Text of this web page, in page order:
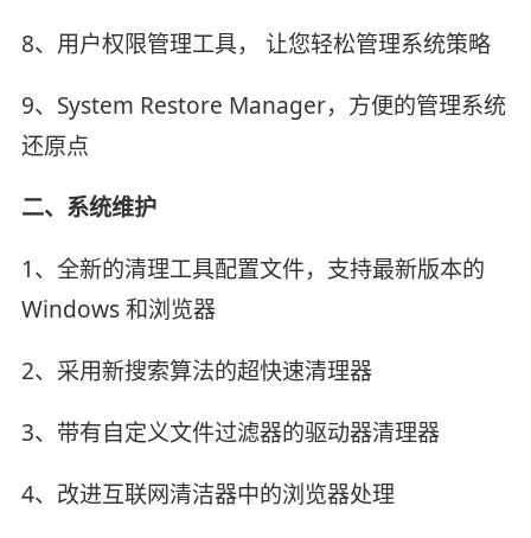
8、用户权限管理工具， 让您轻松管理系统策略
9、System Restore Manager，方便的管理系统
还原点
二、系统维护
1、全新的清理工具配置文件，支持最新版本的
Windows 和浏览器
2、采用新搜索算法的超快速清理器
3、带有自定义文件过滤器的驱动器清理器
4、改进互联网清洁器中的浏览器处理